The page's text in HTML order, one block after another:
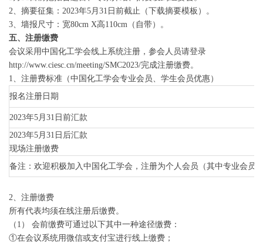
2、摘要征集：2023年5月31日前截止（下载摘要模板）。
3、墙报尺寸：宽80cm X高110cm（自带）。
五、注册缴费
会议采用中国化工学会线上系统注册，参会人员请登录
http://www.ciesc.cn/meeting/SMC2023/完成注册缴费。
1、注册费标准（中国化工学会专业会员、学生会员优惠）
报名注册日期
2023年5月31日前汇款
2023年5月31日后汇款
现场注册缴费
备注：欢迎积极加入中国化工学会，注册为个人会员（其中专业会员
2、注册缴费
所有代表均须在线注册后缴费。
（1） 会前缴费可通过以下其中一种途径缴费：
①在会议系统用微信或支付宝进行线上缴费；